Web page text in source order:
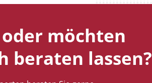
möchten
beraten lassen?